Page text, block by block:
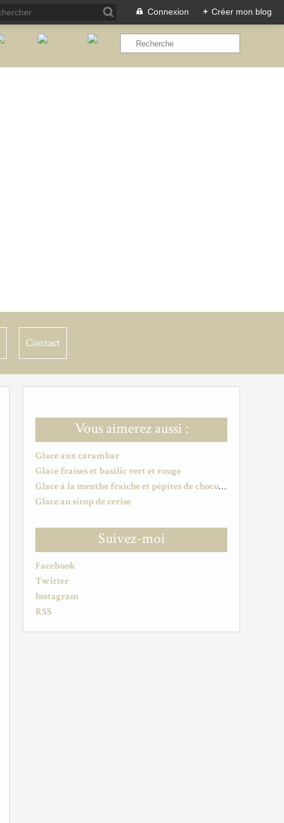
Connexion + Créer mon blog
Contact
Vous aimerez aussi :
Glace aux carambar
Glace fraises et basilic vert et rouge
Glace à la menthe fraîche et pépites de chocolat
Glace au sirop de cerise
Suivez-moi
Facebook
Twitter
Instagram
RSS